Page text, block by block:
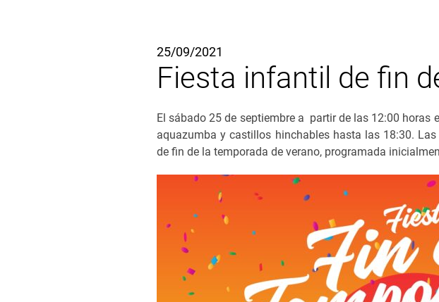
25/09/2021
Fiesta infantil de fin
El sábado 25 de septiembre a partir de las 12:00 horas
aquazumba y castillos hinchables hasta las 18:30.
de fin de la temporada de verano, programada